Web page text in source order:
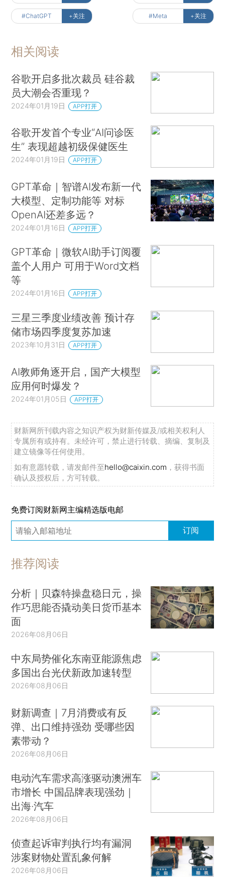
#ChatGPT +关注 #Meta +关注
相关阅读
谷歌开启多批次裁员 硅谷裁
员大潮会否重现？
2024年01月19日 APP打开
谷歌开发首个专业“AI问诊医
生” 表现超越初级保健医生
2024年01月19日 APP打开
GPT革命｜智谱AI发布新一代
大模型、定制功能等 对标
OpenAI还差多远？
2024年01月16日 APP打开
GPT革命｜微软AI助手订阅覆
盖个人用户 可用于Word文档
等
2024年01月16日 APP打开
三星三季度业绩改善 预计存
储市场四季度复苏加速
2023年10月31日 APP打开
AI教师角逐开启，国产大模型
应用何时爆发？
2024年01月05日 APP打开
财新网所刊载内容之知识产权为财新传媒及/或相关权利人
专属所有或持有。未经许可，禁止进行转载、摘编、复制及
建立镜像等任何使用。
如有意愿转载，请发邮件至hello@caixin.com ，获得书面
确认及授权后，方可转载。
免费订阅财新网主编精选版电邮
订阅
推荐阅读
分析｜贝森特操盘稳日元，操
作巧思能否撬动美日货币基本
面
2026年08月06日
中东局势催化东南亚能源焦虑
多国出台光伏新政加速转型
2026年08月06日
财新调查｜7月消费或有反
弹、出口维持强劲 受哪些因
素带动？
2026年08月06日
电动汽车需求高涨驱动澳洲车
市增长 中国品牌表现强劲｜
出海·汽车
2026年08月06日
侦查起诉审判执行均有漏洞
涉案财物处置乱象何解
2026年08月06日